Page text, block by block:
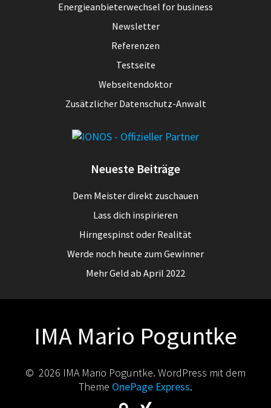
Energieanbieterwechsel for business
Newsletter
Referenzen
Testseite
Webseitendoktor
Zusätzlicher Datenschutz-Anwalt
Neueste Beiträge
Dem Meister direkt zuschauen
Lass dich inspirieren
Hirngespinst oder Realität
Werde noch heute zum Gewinner
Mehr Geld ab April 2022
IMA Mario Poguntke
© 2026 IMA Mario Poguntke. WordPress mit dem
Theme OnePage Express.